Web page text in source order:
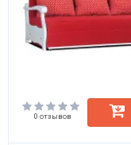
0 отзывов